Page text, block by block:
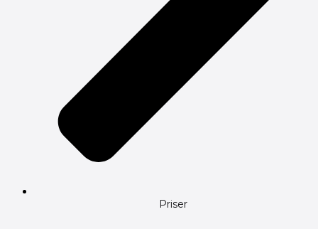
Priser